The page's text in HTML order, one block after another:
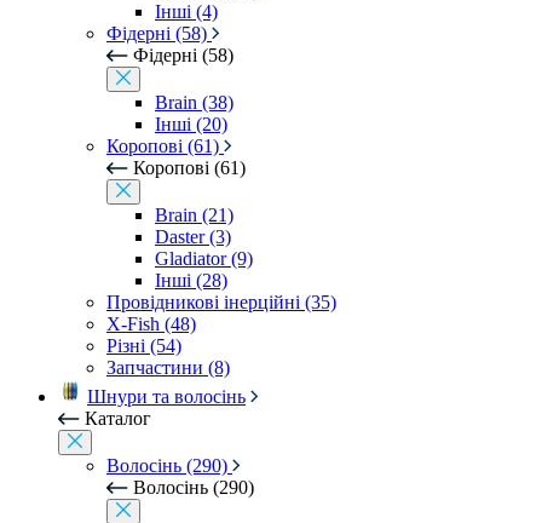
Інші (4)
Фідерні (58)
Фідерні (58)
Brain (38)
Інші (20)
Коропові (61)
Коропові (61)
Brain (21)
Daster (3)
Gladiator (9)
Інші (28)
Провідникові інерційні (35)
X-Fish (48)
Різні (54)
Запчастини (8)
Шнури та волосінь
Каталог
Волосінь (290)
Волосінь (290)